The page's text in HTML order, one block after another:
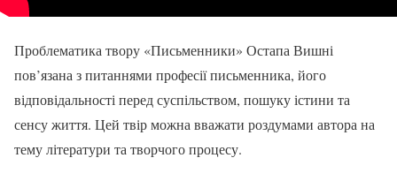
Проблематика твору «Письменники» Остапа Вишні
пов’язана з питаннями професії письменника, його
відповідальності перед суспільством, пошуку істини та
сенсу життя. Цей твір можна вважати роздумами автора на
тему літератури та творчого процесу.